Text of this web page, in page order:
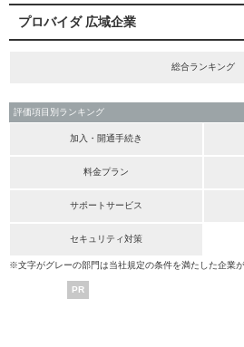
プロバイダ 広域企業
総合ランキング
評価項目別ランキング
加入・開通手続き
料金プラン
サポートサービス
セキュリティ対策
※文字がグレーの部門は当社規定の条件を満たした企業
PR